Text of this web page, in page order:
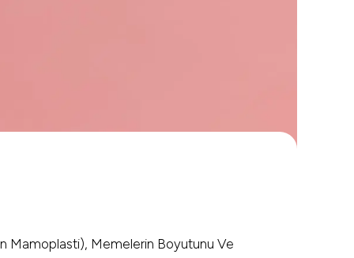
Mamoplasti), Memelerin Boyutunu Ve